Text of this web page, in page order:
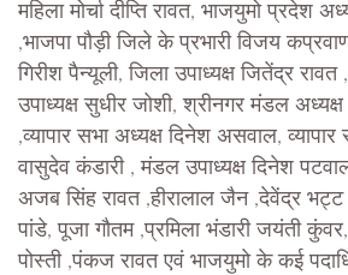
महिला मोर्चा दीप्ति रावत, भाजयुमो प्रदेश
,भाजपा पौड़ी जिले के प्रभारी विजय
गिरीश पैन्यूली, जिला उपाध्यक्ष जितेंद्र
उपाध्यक्ष सुधीर जोशी, श्रीनगर मंडल
,व्यापार सभा अध्यक्ष दिनेश असवाल, व्यापार
वासुदेव कंडारी , मंडल उपाध्यक्ष दिनेश पटवाल
अजब सिंह रावत ,हीरालाल जैन ,देवेंद्र
पांडे, पूजा गौतम ,प्रमिला भंडारी जयंती
पोस्ती ,पंकज रावत एवं भाजयुमो के कई